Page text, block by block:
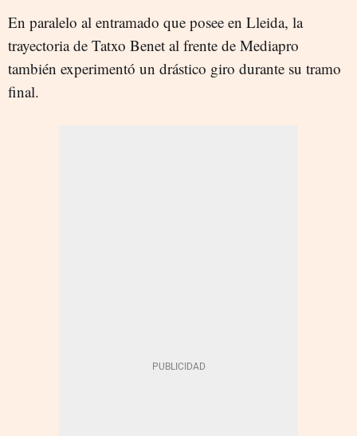
En paralelo al entramado que posee en Lleida, la
trayectoria de Tatxo Benet al frente de Mediapro
también experimentó un drástico giro durante su tramo
final.